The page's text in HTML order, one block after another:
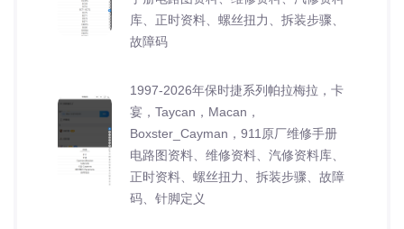
库、正时资料、螺丝扭力、拆装步骤、
故障码
1997-2026年保时捷系列帕拉梅拉，卡
宴，Taycan，Macan，
Boxster_Cayman，911原厂维修手册
电路图资料、维修资料、汽修资料库、
正时资料、螺丝扭力、拆装步骤、故障
码、针脚定义